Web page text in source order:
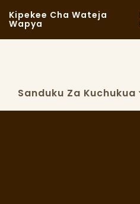
Kipekee Cha Wateja
Wapya
Sanduku Za Kuchukua